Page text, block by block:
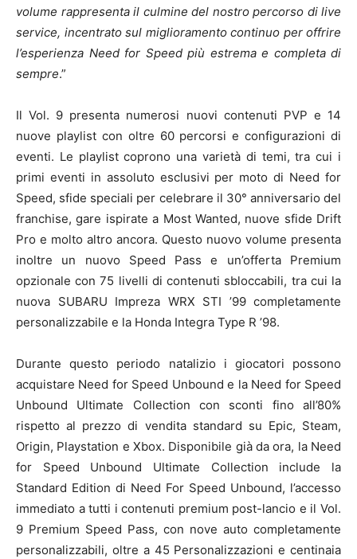
volume rappresenta il culmine del nostro percorso di live
service, incentrato sul miglioramento continuo per offrire
l’esperienza Need for Speed più estrema e completa di
sempre.”
Il Vol. 9 presenta numerosi nuovi contenuti PVP e 14
nuove playlist con oltre 60 percorsi e configurazioni di
eventi. Le playlist coprono una varietà di temi, tra cui i
primi eventi in assoluto esclusivi per moto di Need for
Speed, sfide speciali per celebrare il 30° anniversario del
franchise, gare ispirate a Most Wanted, nuove sfide Drift
Pro e molto altro ancora. Questo nuovo volume presenta
inoltre un nuovo Speed Pass e un’offerta Premium
opzionale con 75 livelli di contenuti sbloccabili, tra cui la
nuova SUBARU Impreza WRX STI ’99 completamente
personalizzabile e la Honda Integra Type R ’98.
Durante questo periodo natalizio i giocatori possono
acquistare Need for Speed Unbound e la Need for Speed
Unbound Ultimate Collection con sconti fino all’80%
rispetto al prezzo di vendita standard su Epic, Steam,
Origin, Playstation e Xbox. Disponibile già da ora, la Need
for Speed Unbound Ultimate Collection include la
Standard Edition di Need For Speed Unbound, l’accesso
immediato a tutti i contenuti premium post-lancio e il Vol.
9 Premium Speed Pass, con nove auto completamente
personalizzabili, oltre a 45 Personalizzazioni e centinaia